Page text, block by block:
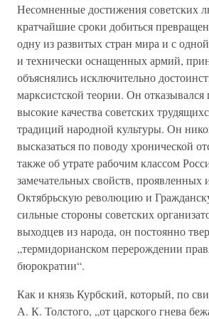
Несомненные достижения советских
кратчайшие сроки добиться
одну из развитых стран мира и с
и технически оснащенных армий,
объяснялись исключительно
марксистской теории. Он отказывался
высокие качества советских
традиций народной культуры. Он
высказаться по поводу хронической
также об утрате рабочим классом
замечательных свойств, проявленных
Октябрьскую революцию и
сильные стороны советских
выходцев из народа, он постоянно
„термидорианском перерождении
бюрократии“.
Как и князь Курбский, который, по
А. К. Толстого, „от царского гнева